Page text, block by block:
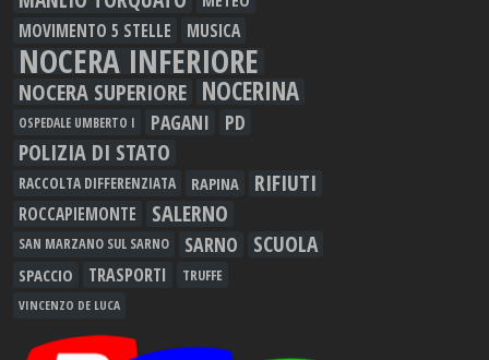
MOVIMENTO 5 STELLE MUSICA
NOCERA INFERIORE
NOCERA SUPERIORE NOCERINA
OSPEDALE UMBERTO I PAGANI PD
POLIZIA DI STATO
RACCOLTA DIFFERENZIATA RAPINA RIFIUTI
ROCCAPIEMONTE SALERNO
SAN MARZANO SUL SARNO SARNO SCUOLA
SPACCIO TRASPORTI TRUFFE
VINCENZO DE LUCA